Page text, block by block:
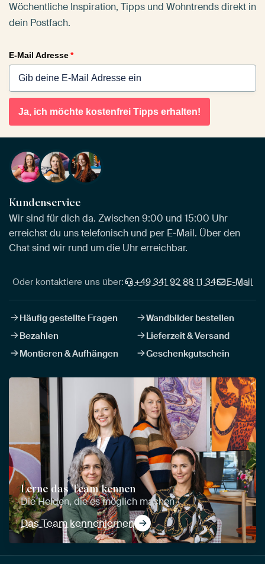
Wöchentliche Inspiration, Tipps und Wohntrends direkt in
dein Postfach.
E-Mail Adresse*
Ja, ich möchte kostenfrei Tipps erhalten!
Kundenservice
Wir sind für dich da. Zwischen 9:00 und 15:00 Uhr
erreichst du uns telefonisch und per E-Mail. Über den
Chat sind wir rund um die Uhr erreichbar.
Oder kontaktiere uns über: +49 341 92 88 11 34 E-Mail
Häufig gestellte Fragen
Wandbilder bestellen
Bezahlen
Lieferzeit & Versand
Montieren & Aufhängen
Geschenkgutschein
Lerne das Team kennen
Die Helden, die es möglich machen
Das Team kennenlernen